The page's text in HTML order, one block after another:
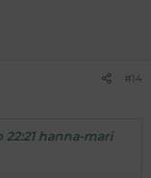
#14
22:21 hanna-mari